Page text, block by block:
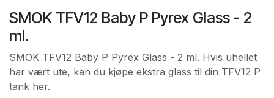
SMOK TFV12 Baby P Pyrex Glass - 2
ml.
SMOK TFV12 Baby P Pyrex Glass - 2 ml. Hvis uhellet
har vært ute, kan du kjøpe ekstra glass til din TFV12 P
tank her.